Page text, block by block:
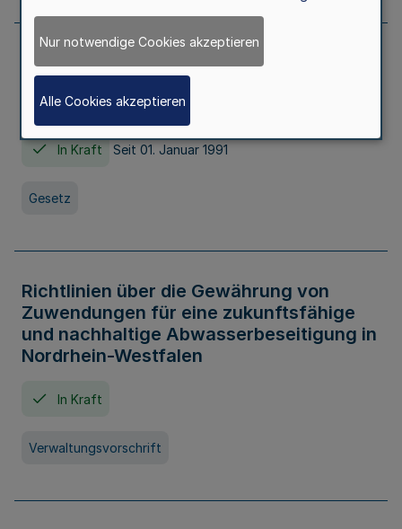
Erstes Gesetz zur Ausführung des
Kinder- und Jugendhilfegesetzes - AG -
KJHG -
In Kraft Seit 01. Januar 1991
Gesetz
Richtlinien über die Gewährung von
Zuwendungen für eine zukunftsfähige
und nachhaltige Abwasserbeseitigung in
Nordrhein-Westfalen
In Kraft
Verwaltungsvorschrift
Nur notwendige Cookies akzeptieren
Alle Cookies akzeptieren